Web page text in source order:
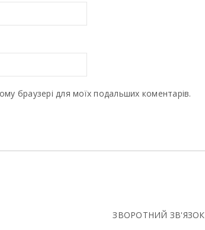
браузері для моїх подальших коментарів.
ЗВОРОТНИЙ ЗВ'ЯЗОК